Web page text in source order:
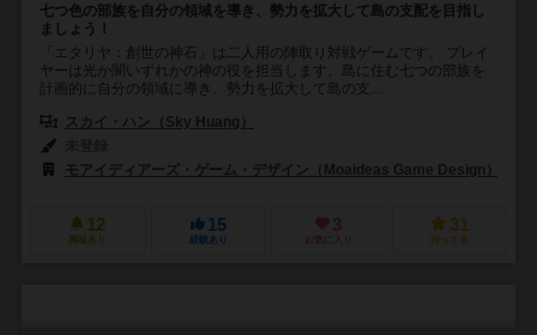
七つ色の部族を自分の領域を導き、勢力を拡大して島の支配を目指し
ましょう！
「エタリヤ：創世の神石」は二人用の陣取り対戦ゲームです。 プレイ
ヤーは光か闇いずれかの神の役を担当します。島に住む七つの部族を
計画的に自分の領域に導き、勢力を拡大して島の支...
スカイ・ハン（Sky Huang）
モアイディアーズ・ゲーム・デザイン（Moaideas Game Design）
12
興味あり
15
経験あり
3
お気に入り
31
持ってる